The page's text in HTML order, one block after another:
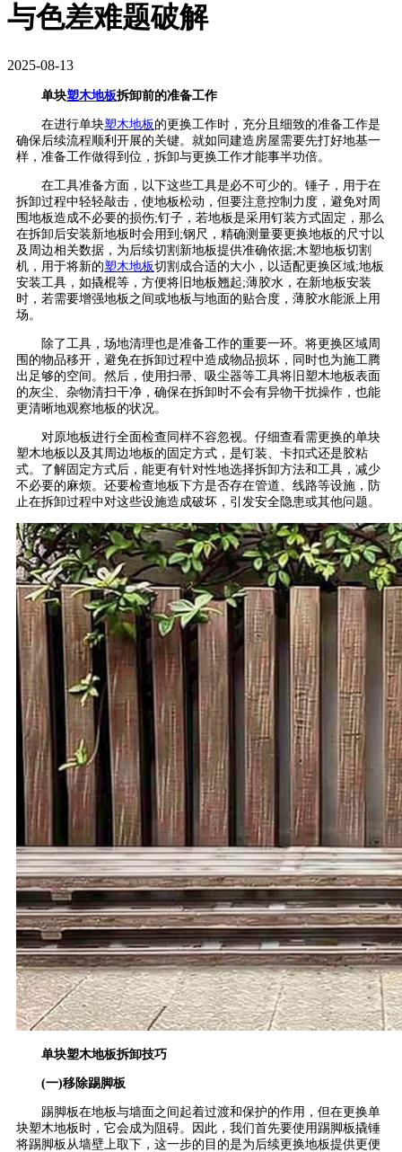
与色差难题破解
2025-08-13
单块塑木地板拆卸前的准备工作
在进行单块塑木地板 的更换工作时，充分且细致的准备工作是
确保后续流程顺利开展的关键。就如同建造房屋需要先打好地基一
样，准备工作做得到位，拆卸与更换工作才能事半功倍。
在工具准备方面，以下这些工具是必不可少的。锤子，用于在
拆卸过程中轻轻敲击，使地板松动，但要注意控制力度，避免对周
围地板造成不必要的损伤;钉子，若地板是采用钉装方式固定，那么
在拆卸后安装新地板时会用到;钢尺，精确测量要更换地板的尺寸以
及周边相关数据，为后续切割新地板提供准确依据;木塑地板切割
机，用于将新的塑木地板切割成合适的大小，以适配更换区域;地板
安装工具，如撬棍等，方便将旧地板翘起;薄胶水，在新地板安装
时，若需要增强地板之间或地板与地面的贴合度，薄胶水能派上用
场。
除了工具，场地清理也是准备工作的重要一环。将更换区域周
围的物品移开，避免在拆卸过程中造成物品损坏，同时也为施工腾
出足够的空间。然后，使用扫帚、吸尘器等工具将旧塑木地板表面
的灰尘、杂物清扫干净，确保在拆卸时不会有异物干扰操作，也能
更清晰地观察地板的状况。
对原地板进行全面检查同样不容忽视。仔细查看需更换的单块
塑木地板以及其周边地板的固定方式，是钉装、卡扣式还是胶粘
式。了解固定方式后，能更有针对性地选择拆卸方法和工具，减少
不必要的麻烦。还要检查地板下方是否存在管道、线路等设施，防
止在拆卸过程中对这些设施造成破坏，引发安全隐患或其他问题。
单块塑木地板拆卸技巧
(一)移除踢脚板
踢脚板在地板与墙面之间起着过渡和保护的作用，但在更换单
块塑木地板时，它会成为阻碍。因此，我们首先要使用踢脚板撬锤
将踢脚板从墙壁上取下，这一步的目的是为后续更换地板提供更便